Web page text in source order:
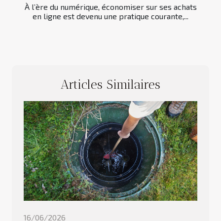
À l’ère du numérique, économiser sur ses achats
en ligne est devenu une pratique courante,...
Articles Similaires
16/06/2026